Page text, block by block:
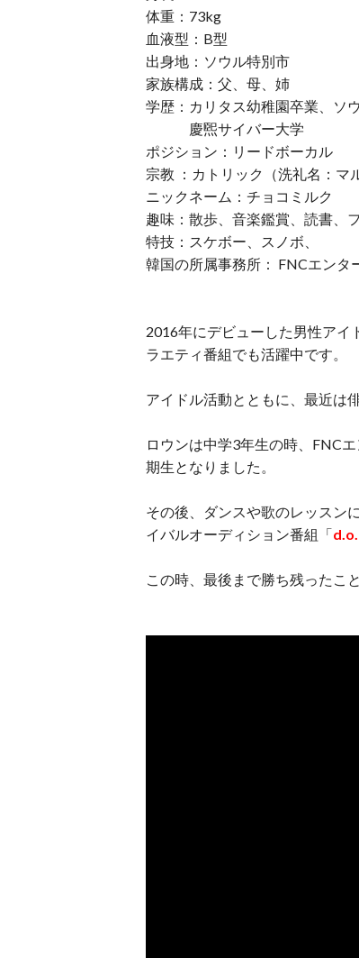
体重：73kg
血液型：B型
出身地：ソウル特別市
家族構成：父、母、姉
学歴：カリタス幼稚園卒業、ソ
慶煕サイバー大学
ポジション：リードボーカル
宗教 ：カトリック（洗礼名：マ
ニックネーム：チョコミルク
趣味：散歩、音楽鑑賞、読書、
特技：スケボー、スノボ、
韓国の所属事務所： FNCエンタ
2016年にデビューした男性アイ
ラエティ番組でも活躍中です。
アイドル活動とともに、最近は
ロウンは中学3年生の時、FNC
期生となりました。
その後、ダンスや歌のレッスン
イバルオーディション番組「
この時、最後まで勝ち残ったこ